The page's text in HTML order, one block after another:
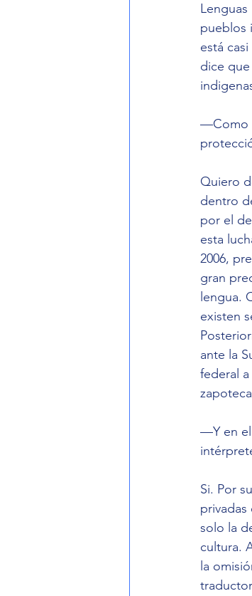
pueblos
está
dice
—Como
Quiero
dentro
por el
esta
2006,
gran
lengua.
existen
ante la
federal
—Y en el
Si. Por
solo la
cultura.
la